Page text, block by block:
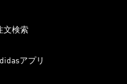
文検索
アプリ